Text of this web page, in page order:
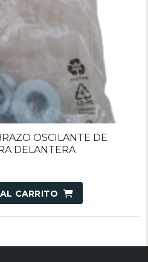
OSCILANTE DE
DELANTERA
CARRITO